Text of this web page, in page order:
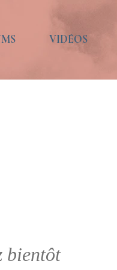
VIDÉOS
bientôt